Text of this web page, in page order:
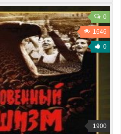
0
1646
0
1900